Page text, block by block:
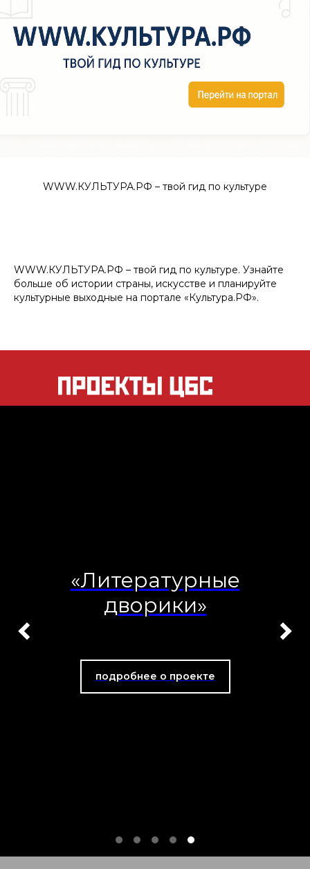
WWW.КУЛЬТУРА.РФ – твой гид по культуре
WWW.КУЛЬТУРА.РФ – твой гид по культуре. Узнайте
больше об истории страны, искусстве и планируйте
культурные выходные на портале «Культура.РФ».
«Литературные
дворики»
подробнее о проекте